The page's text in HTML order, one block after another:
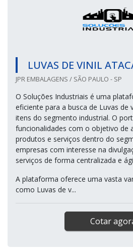
LUVAS DE VINIL
JPR EMBALAGENS / SÃO PAULO - SP
O Soluções Industriais é uma
eficiente para a busca de Luvas de
itens do segmento industrial. O
funcionalidades com o objetivo de
produtos e serviços dentro do
empresas com interesse na
serviços de forma centralizada e
A plataforma oferece uma vasta
como Luvas de v...
Cotar